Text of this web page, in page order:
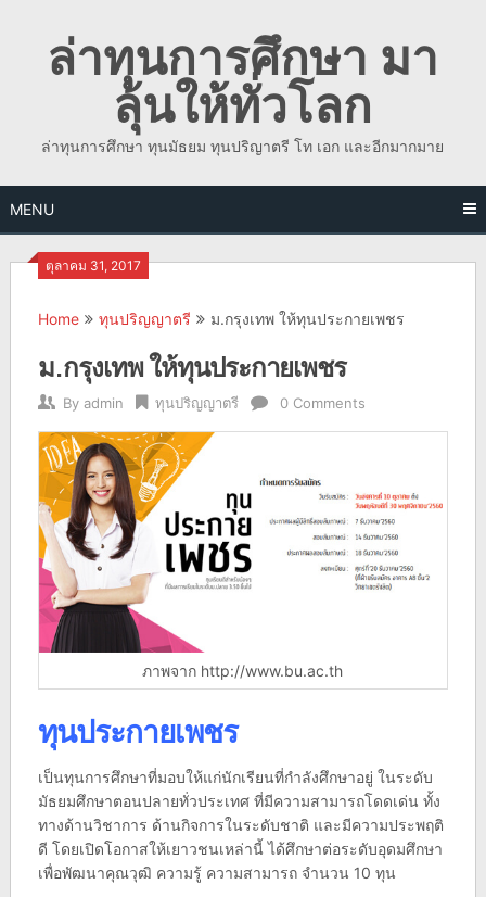
contentล่าทุนการศึกษา มา
ลุ้นให้ทั่วโลก
ล่าทุนการศึกษา ทุนมัธยม ทุนปริญาตรี โท เอก และอีกมากมาย
MENU
ตุลาคม 31, 2017
Home ทุนปริญญาตรี ม.กรุงเทพ ให้ทุนประกายเพชร
ม.กรุงเทพ ให้ทุนประกายเพชร
By admin ทุนปริญญาตรี 0 Comments
ภาพจาก http://www.bu.ac.th
ทุนประกายเพชร
เป็นทุนการศึกษาที่มอบให้แก่นักเรียนที่กำลังศึกษาอยู่ ในระดับ
มัธยมศึกษาตอนปลายทั่วประเทศ ที่มีความสามารถโดดเด่น ทั้ง
ทางด้านวิชาการ ด้านกิจการในระดับชาติ และมีความประพฤติ
ดี โดยเปิดโอกาสให้เยาวชนเหล่านี้ ได้ศึกษาต่อระดับอุดมศึกษา
เพื่อพัฒนาคุณวุฒิ ความรู้ ความสามารถ จำนวน 10 ทุน